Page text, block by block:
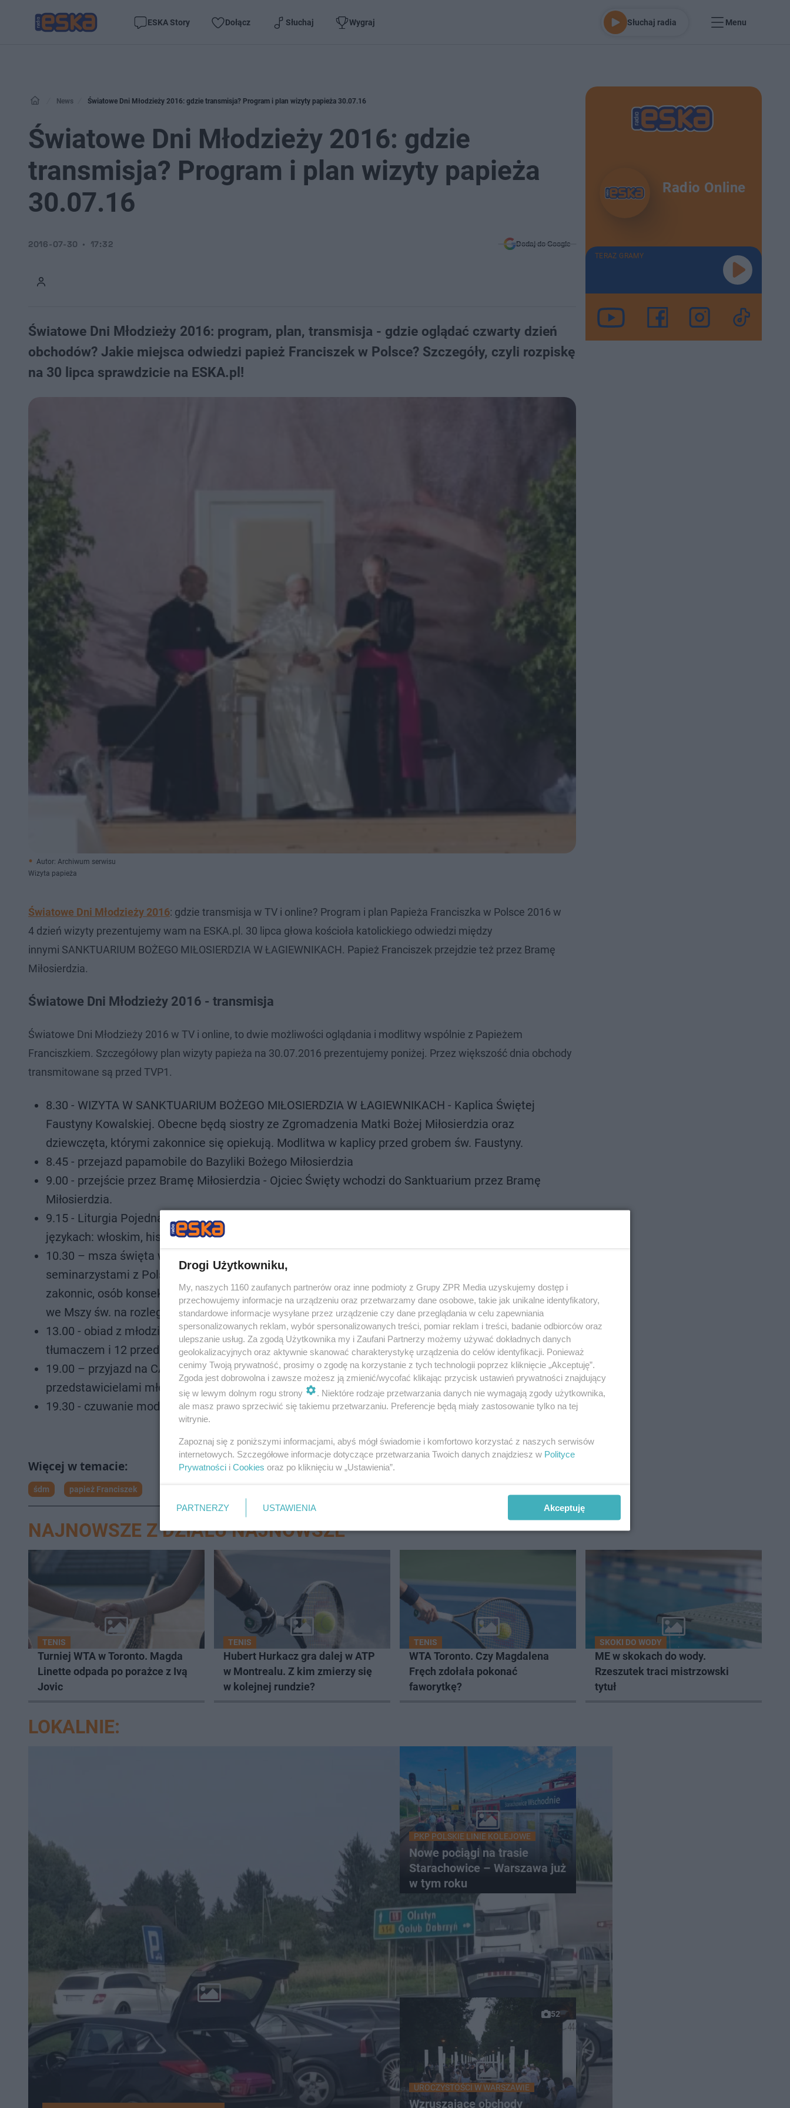
ESKA Story Dołącz Słuchaj Wygraj Słuchaj radia Menu
News Światowe Dni Młodzieży 2016: gdzie transmisja? Program i plan wizyty papieża 30.07.16
Światowe Dni Młodzieży 2016: gdzie
transmisja? Program i plan wizyty papieża
30.07.16
2016-07-30 17:32 Dodaj do Google
Światowe Dni Młodzieży 2016: program, plan, transmisja - gdzie oglądać czwarty dzień
obchodów? Jakie miejsca odwiedzi papież Franciszek w Polsce? Szczegóły, czyli rozpiskę
na 30 lipca sprawdzicie na ESKA.pl!
Autor: Archiwum serwisu
Wizyta papieża
Światowe Dni Młodzieży 2016: gdzie transmisja w TV i online? Program i plan Papieża Franciszka w Polsce 2016 w
4 dzień wizyty prezentujemy wam na ESKA.pl. 30 lipca głowa kościoła katolickiego odwiedzi między
innymi SANKTUARIUM BOŻEGO MIŁOSIERDZIA W ŁAGIEWNIKACH. Papież Franciszek przejdzie też przez Bramę
Miłosierdzia.
Światowe Dni Młodzieży 2016 - transmisja
Światowe Dni Młodzieży 2016 w TV i online, to dwie możliwości oglądania i modlitwy wspólnie z Papieżem
Franciszkiem. Szczegółowy plan wizyty papieża na 30.07.2016 prezentujemy poniżej. Przez większość dnia obchody
transmitowane są przed TVP1.
8.30 - WIZYTA W SANKTUARIUM BOŻEGO MIŁOSIERDZIA W ŁAGIEWNIKACH - Kaplica Świętej
Faustyny Kowalskiej. Obecne będą siostry ze Zgromadzenia Matki Bożej Miłosierdzia oraz
dziewczęta, którymi zakonnice się opiekują. Modlitwa w kaplicy przed grobem św. Faustyny.
8.45 - przejazd papamobile do Bazyliki Bożego Miłosierdzia
9.00 - przejście przez Bramę Miłosierdzia - Ojciec Święty wchodzi do Sanktuarium przez Bramę
Miłosierdzia.
9.15 - Liturgia Pojednania z udziałem młodzieży. Ojciec Święty spowiada pięciu młodych ludzi w
językach: włoskim, hiszpańskim i francuskim.
10.30 – msza święta w Sanktuarium św. Jana Pawła II z kapłanami, osobami konsekrowanymi i
seminarzystami z Polski. W Sanktuarium znajduje się około 2 tysięcy osób: kapłanów, zakonników,
zakonnic, osób konsekrowanych i seminarzystów z Polski. 5 tysięcy osób będzie mogło uczestniczyć
we Mszy św. na rozległym placu przed świątynią.
13.00 - obiad z młodzieżą - Ojciec Święty zje obiad z Kardynałem Arcybiskupem Krakowskim, z
tłumaczem i 12 przedstawicielami młodzieży z różnych krajów.
19.00 – przyjazd na CAMPUS MISERICORDIAE - przejście przez Bramę Świętą z pięcioma
przedstawicielami młodzieży
19.30 - czuwanie modlitewne z młodzieżą
śdm papież Franciszek
Radio Online
TERAZ GRAMY
NAJNOWSZE Z DZIAŁU NAJNOWSZE
TENIS
Turniej WTA w Toronto. Magda
Linette odpada po porażce z Ivą
Jovic
TENIS
Hubert Hurkacz gra dalej w ATP
w Montrealu. Z kim zmierzy się
w kolejnej rundzie?
TENIS
WTA Toronto. Czy Magdalena
Fręch zdołała pokonać
faworytkę?
SKOKI DO WODY
ME w skokach do wody.
Rzeszutek traci mistrzowski
tytuł
LOKALNIE:
PKP POLSKIE LINIE KOLEJOWE
Nowe pociągi na trasie
Starachowice – Warszawa już
w tym roku
52
UROCZYSTOŚCI W WARSZAWIE
Wzruszające obchody
Drogi Użytkowniku,
My, naszych 1160 zaufanych partnerów oraz inne podmioty z Grupy ZPR Media uzyskujemy dostęp i
przechowujemy informacje na urządzeniu oraz przetwarzamy dane osobowe, takie jak unikalne identyfikatory,
standardowe informacje wysyłane przez urządzenie czy dane przeglądania w celu zapewniania
spersonalizowanych reklam, wybór spersonalizowanych treści, pomiar reklam i treści, badanie odbiorców oraz
ulepszanie usług. Za zgodą Użytkownika my i Zaufani Partnerzy możemy używać dokładnych danych
geolokalizacyjnych oraz aktywnie skanować charakterystykę urządzenia do celów identyfikacji. Ponieważ
cenimy Twoją prywatność, prosimy o zgodę na korzystanie z tych technologii poprzez kliknięcie „Akceptuję”.
Zgoda jest dobrowolna i zawsze możesz ją zmienić/wycofać klikając przycisk ustawień prywatności znajdujący
się w lewym dolnym rogu strony
. Niektóre rodzaje przetwarzania danych nie wymagają zgody użytkownika,
ale masz prawo sprzeciwić się takiemu przetwarzaniu. Preferencje będą miały zastosowanie tylko na tej
witrynie.
Zapoznaj się z poniższymi informacjami, abyś mógł świadomie i komfortowo korzystać z naszych serwisów
internetowych. Szczegółowe informacje dotyczące przetwarzania Twoich danych znajdziesz w Polityce
Prywatności i Cookies oraz po kliknięciu w „Ustawienia”.
PARTNERZY USTAWIENIA Akceptuję